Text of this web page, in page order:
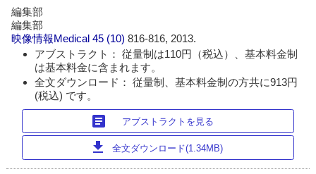
編集部
編集部
映像情報Medical 45 (10)816-816, 2013.
アブストラクト： 従量制は110円（税込）、基本料金制
は基本料金に含まれます。
全文ダウンロード： 従量制、基本料金制の方共に913円
(税込) です。
article アブストラクトを見る
download 全文ダウンロード(1.34MB)